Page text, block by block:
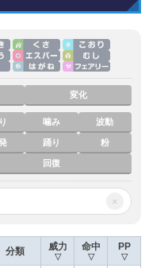
変化
噛み 波動
踊り 粉
回復
×
分類 威力
▽
命中
▽
PP
▽